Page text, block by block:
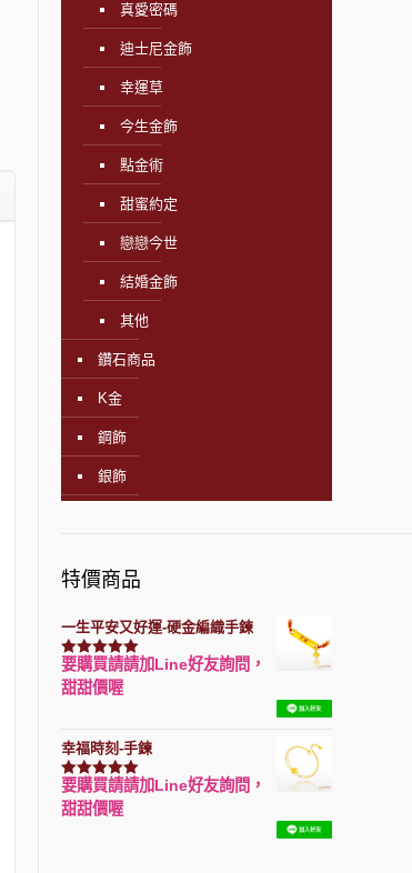
真愛密碼
迪士尼金飾
幸運草
今生金飾
點金術
甜蜜約定
戀戀今世
結婚金飾
其他
鑽石商品
K金
鋼飾
銀飾
特價商品
一生平安又好運-硬金編織手鍊
評分7740滿分 5
要購買請請加Line好友詢問，
甜甜價喔
幸福時刻-手鍊
評分3150滿分 5
要購買請請加Line好友詢問，
甜甜價喔